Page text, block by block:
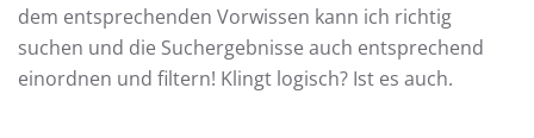
dem entsprechenden Vorwissen kann ich richtig
suchen und die Suchergebnisse auch entsprechend
einordnen und filtern! Klingt logisch? Ist es auch.